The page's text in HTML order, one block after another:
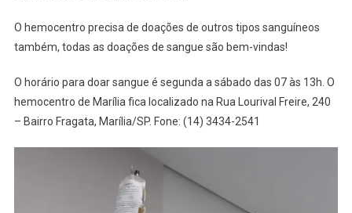
O hemocentro precisa de doações de outros tipos sanguíneos
também, todas as doações de sangue são bem-vindas!
O horário para doar sangue é segunda a sábado das 07 às 13h. O
hemocentro de Marília fica localizado na Rua Lourival Freire, 240
– Bairro Fragata, Marília/SP. Fone: (14) 3434-2541